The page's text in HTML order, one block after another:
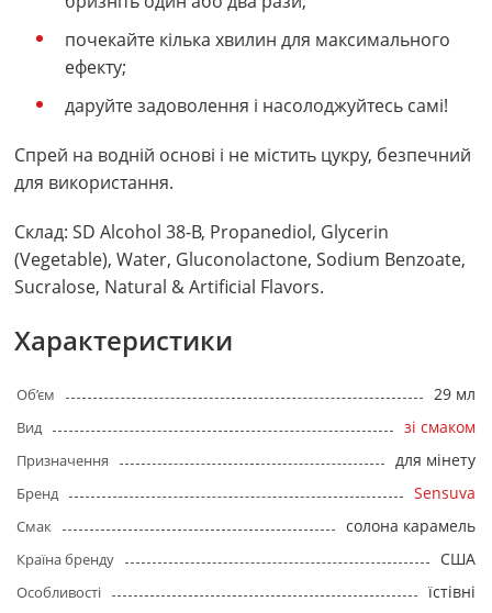
почекайте кілька хвилин для максимального
ефекту;
даруйте задоволення і насолоджуйтесь самі!
Спрей на водній основі і не містить цукру, безпечний
для використання.
Склад: SD Alcohol 38-B, Propanediol, Glycerin
(Vegetable), Water, Gluconolactone, Sodium Benzoate,
Sucralose, Natural & Artificial Flavors.
Характеристики
Об’єм 29 мл
Вид зі смаком
Призначення для мінету
Бренд Sensuva
Смак солона карамель
Країна бренду США
Особливості їстівні